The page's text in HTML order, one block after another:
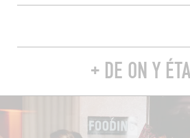
+ DE ON Y